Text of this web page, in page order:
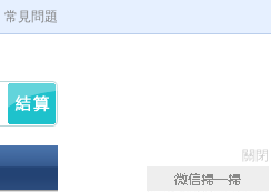
關閉
常見問題